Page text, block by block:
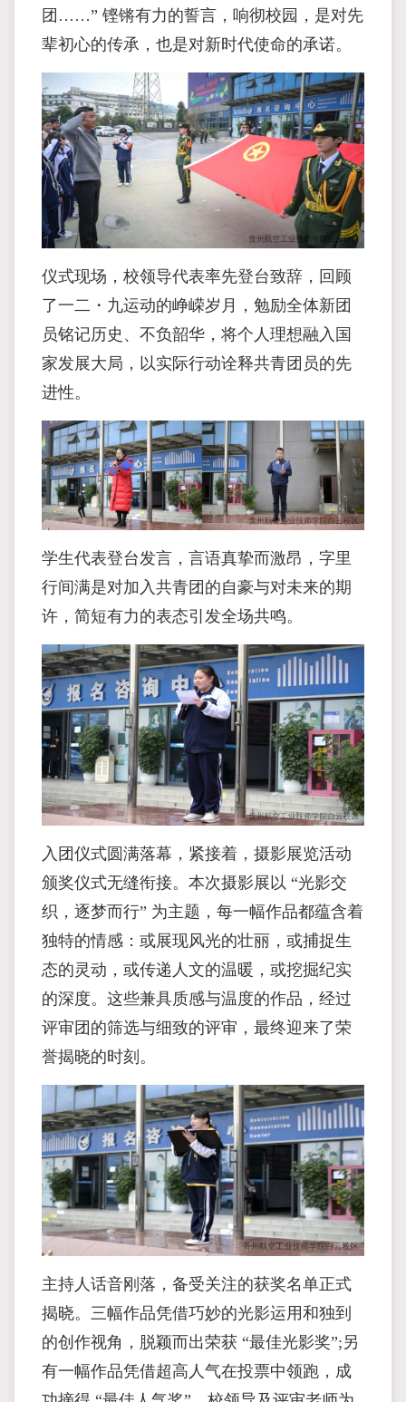
团……” 铿锵有力的誓言，响彻校园，是对先
辈初心的传承，也是对新时代使命的承诺。
仪式现场，校领导代表率先登台致辞，回顾
了一二・九运动的峥嵘岁月，勉励全体新团
员铭记历史、不负韶华，将个人理想融入国
家发展大局，以实际行动诠释共青团员的先
进性。
学生代表登台发言，言语真挚而激昂，字里
行间满是对加入共青团的自豪与对未来的期
许，简短有力的表态引发全场共鸣。
入团仪式圆满落幕，紧接着，摄影展览活动
颁奖仪式无缝衔接。本次摄影展以 “光影交
织，逐梦而行” 为主题，每一幅作品都蕴含着
独特的情感：或展现风光的壮丽，或捕捉生
态的灵动，或传递人文的温暖，或挖掘纪实
的深度。这些兼具质感与温度的作品，经过
评审团的筛选与细致的评审，最终迎来了荣
誉揭晓的时刻。
主持人话音刚落，备受关注的获奖名单正式
揭晓。三幅作品凭借巧妙的光影运用和独到
的创作视角，脱颖而出荣获 “最佳光影奖”;另
有一幅作品凭借超高人气在投票中领跑，成